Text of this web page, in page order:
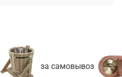
за самовывоз